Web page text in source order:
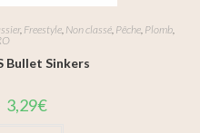
, Freestyle, Non classé, Pêche, Plomb,
Bullet Sinkers
3,29€